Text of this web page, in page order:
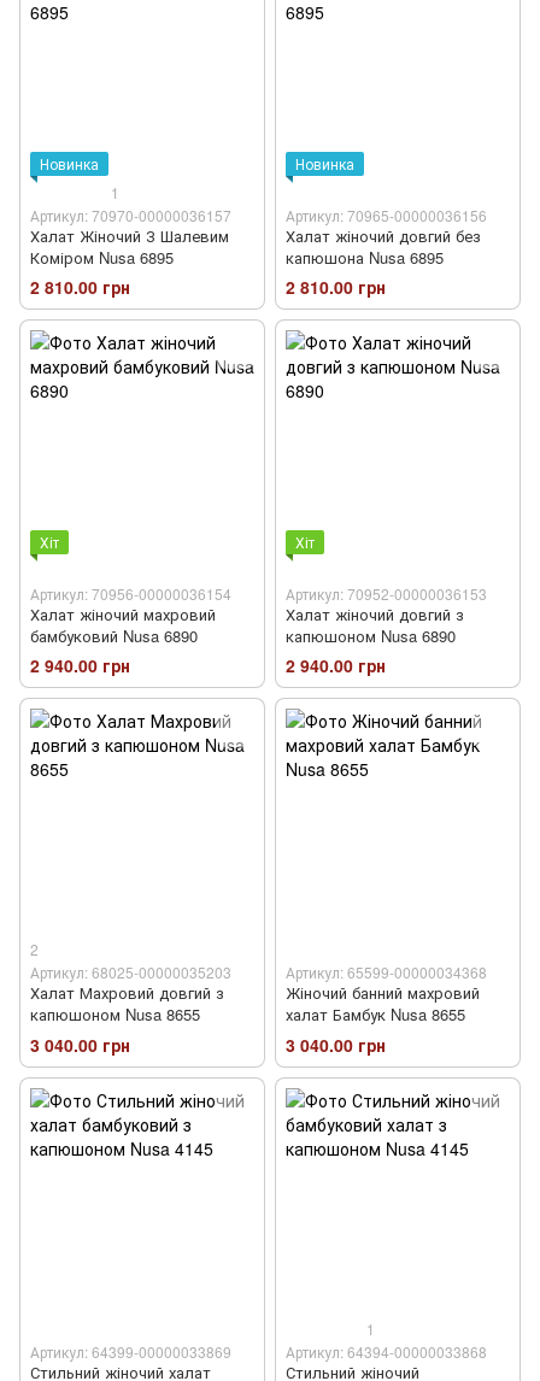
Новинка
1
Артикул: 70970-00000036157
Халат Жіночий З Шалевим
Коміром Nusa 6895
2 810.00 грн
Новинка
Артикул: 70965-00000036156
Халат жіночий довгий без
капюшона Nusa 6895
2 810.00 грн
Хіт
Артикул: 70956-00000036154
Халат жіночий махровий
бамбуковий Nusa 6890
2 940.00 грн
Хіт
Артикул: 70952-00000036153
Халат жіночий довгий з
капюшоном Nusa 6890
2 940.00 грн
2
Артикул: 68025-00000035203
Халат Махровий довгий з
капюшоном Nusa 8655
3 040.00 грн
Артикул: 65599-00000034368
Жіночий банний махровий
халат Бамбук Nusa 8655
3 040.00 грн
Артикул: 64399-00000033869
Стильний жіночий халат
1
Артикул: 64394-00000033868
Стильний жіночий